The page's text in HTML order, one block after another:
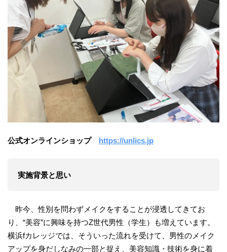
公式オンラインショップ https://unlics.jp
実施背景と思い
昨今、性別を問わずメイクをすることが浸透してきてお
り、“美容”に興味を持つZ世代男性（学生）も増えています。
横浜fカレッジでは、そういった流れを受けて、男性のメイク
アップを身だしなみの一部と捉え、美容知識・技術を身に着